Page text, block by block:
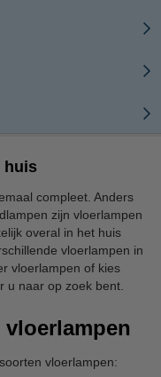
huis
compleet. Anders
zijn vloerlampen
overal in het huis
vloerlampen in
vloerlampen of kies
u naar op zoek bent.
vloerlampen: